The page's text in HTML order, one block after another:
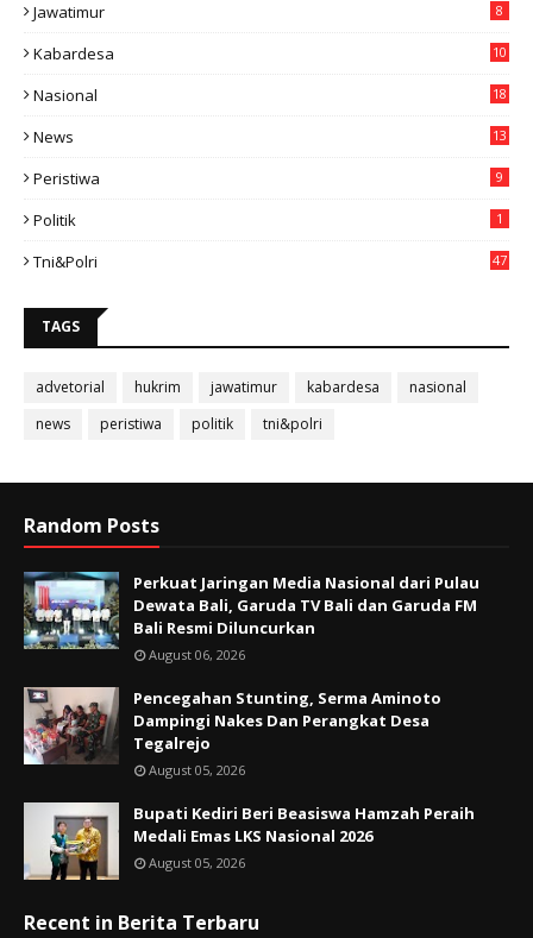
Jawatimur 8
Kabardesa
10
Nasional
18
News
13
Peristiwa 9
Politik 1
Tni&polri 47
TAGS
advetorial hukrim jawatimur kabardesa
nasional
news
peristiwa politik tni&polri
Random Posts
Perkuat Jaringan Media Nasional dari Pulau
Dewata Bali, Garuda TV Bali dan Garuda FM
Bali Resmi Diluncurkan
August 06, 2026
Pencegahan Stunting, Serma Aminoto
Dampingi Nakes Dan Perangkat Desa
Tegalrejo
August 05, 2026
Bupati Kediri Beri Beasiswa Hamzah Peraih
Medali Emas LKS Nasional 2026
August 05, 2026
Recent in Berita Terbaru